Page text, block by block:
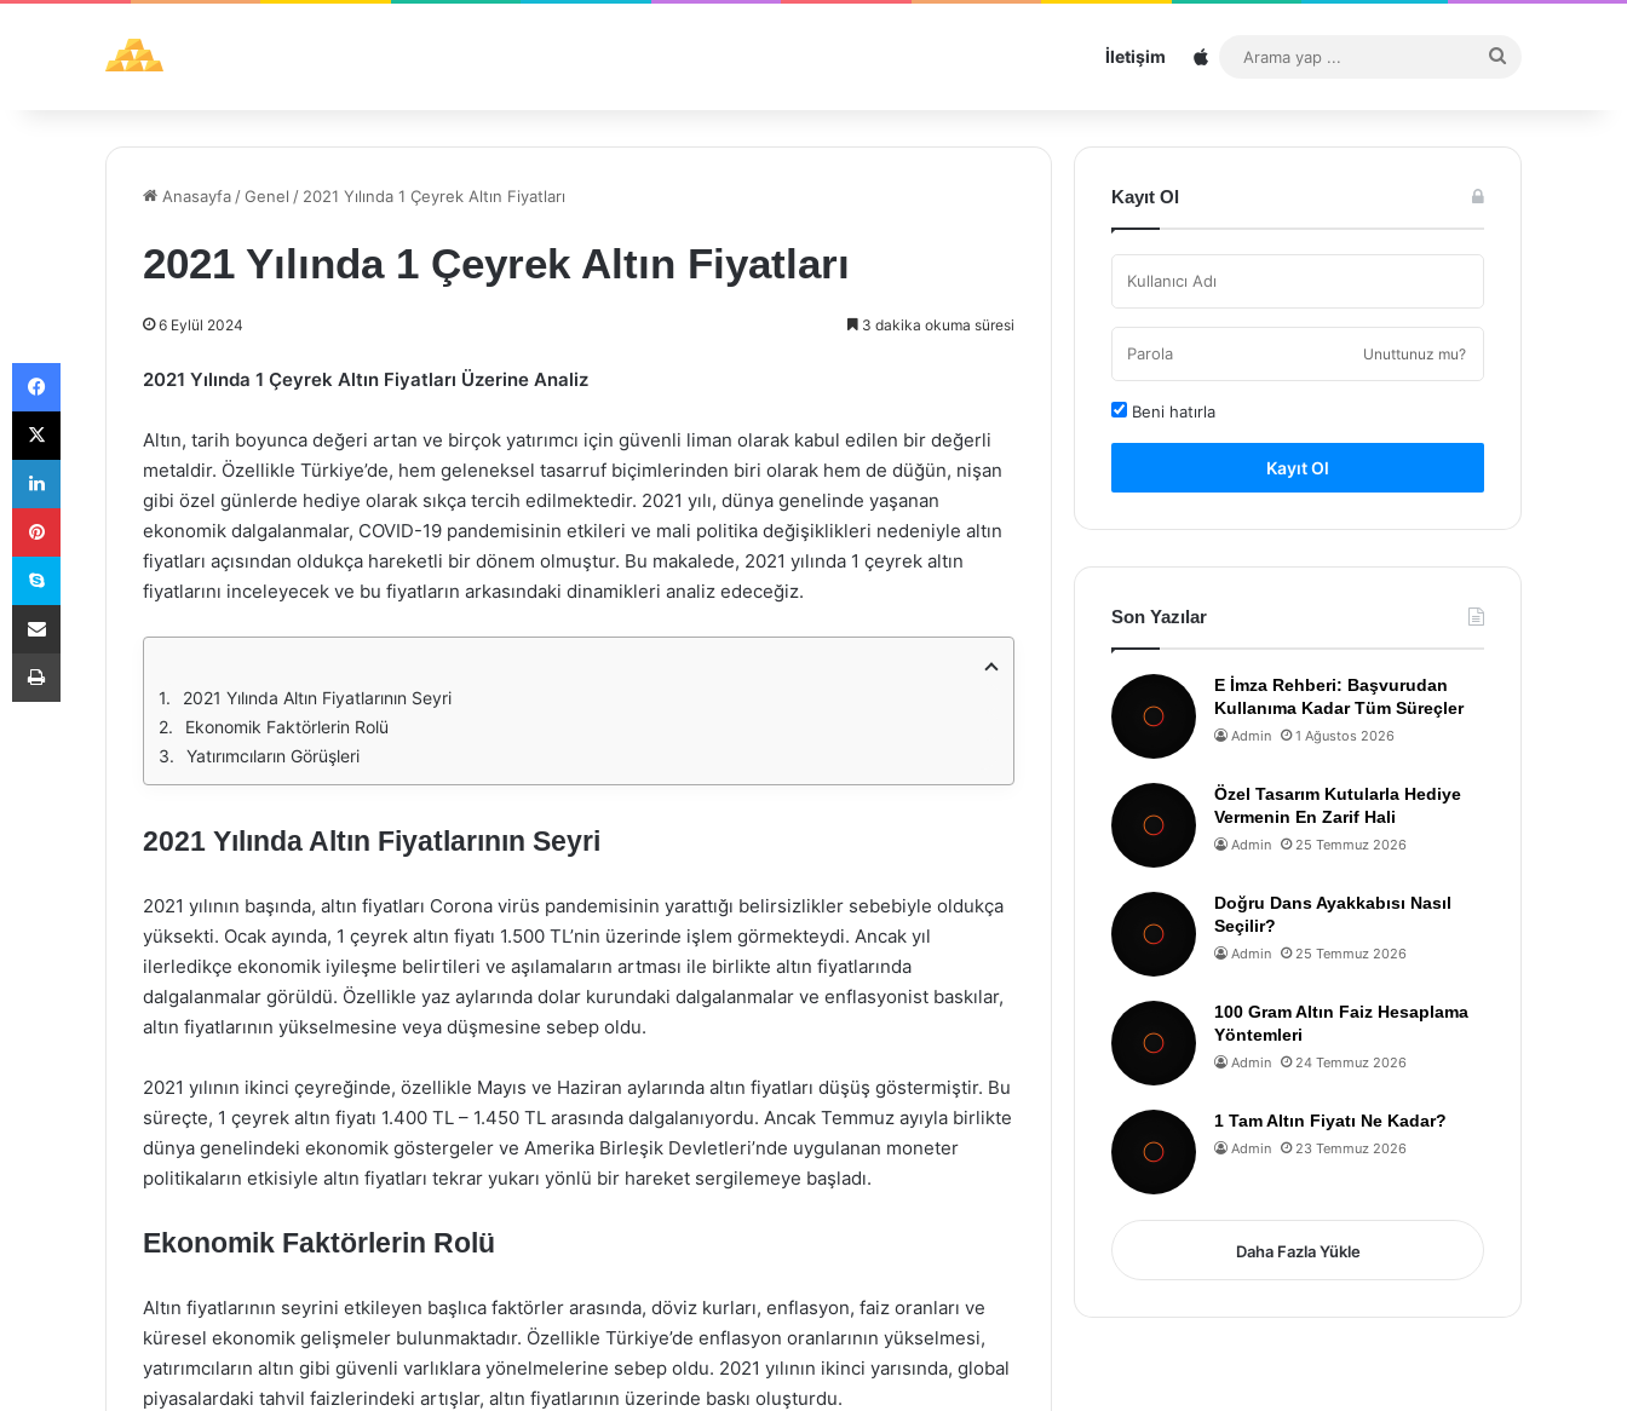
İletişim Sitemap
...
Anasayfa /Genel / 2021 Yılında 1 Çeyrek Altın Fiyatları
2021 Yılında 1 Çeyrek Altın Fiyatları
6 Eylül 2024 3 dakika okuma süresi
2021 Yılında 1 Çeyrek Altın Fiyatları Üzerine Analiz
Altın, tarih boyunca değeri artan ve birçok yatırımcı için güvenli liman olarak kabul edilen bir değerli
metaldir. Özellikle Türkiye’de, hem geleneksel tasarruf biçimlerinden biri olarak hem de düğün, nişan
gibi özel günlerde hediye olarak sıkça tercih edilmektedir. 2021 yılı, dünya genelinde yaşanan
ekonomik dalgalanmalar, COVID-19 pandemisinin etkileri ve mali politika değişiklikleri nedeniyle altın
fiyatları açısından oldukça hareketli bir dönem olmuştur. Bu makalede, 2021 yılında 1 çeyrek altın
fiyatlarını inceleyecek ve bu fiyatların arkasındaki dinamikleri analiz edeceğiz.
2021 Yılında Altın Fiyatlarının Seyri
Ekonomik Faktörlerin Rolü
Yatırımcıların Görüşleri
2021 Yılında Altın Fiyatlarının Seyri
2021 yılının başında, altın fiyatları Corona virüs pandemisinin yarattığı belirsizlikler sebebiyle oldukça
yüksekti. Ocak ayında, 1 çeyrek altın fiyatı 1.500 TL’nin üzerinde işlem görmekteydi. Ancak yıl
ilerledikçe ekonomik iyileşme belirtileri ve aşılamaların artması ile birlikte altın fiyatlarında
dalgalanmalar görüldü. Özellikle yaz aylarında dolar kurundaki dalgalanmalar ve enflasyonist baskılar,
altın fiyatlarının yükselmesine veya düşmesine sebep oldu.
2021 yılının ikinci çeyreğinde, özellikle Mayıs ve Haziran aylarında altın fiyatları düşüş göstermiştir. Bu
süreçte, 1 çeyrek altın fiyatı 1.400 TL – 1.450 TL arasında dalgalanıyordu. Ancak Temmuz ayıyla birlikte
dünya genelindeki ekonomik göstergeler ve Amerika Birleşik Devletleri’nde uygulanan moneter
politikaların etkisiyle altın fiyatları tekrar yukarı yönlü bir hareket sergilemeye başladı.
Ekonomik Faktörlerin Rolü
Altın fiyatlarının seyrini etkileyen başlıca faktörler arasında, döviz kurları, enflasyon, faiz oranları ve
küresel ekonomik gelişmeler bulunmaktadır. Özellikle Türkiye’de enflasyon oranlarının yükselmesi,
yatırımcıların altın gibi güvenli varlıklara yönelmelerine sebep oldu. 2021 yılının ikinci yarısında, global
piyasalardaki tahvil faizlerindeki artışlar, altın fiyatlarının üzerinde baskı oluşturdu.
Kayıt Ol
Unuttunuz mu?
Beni hatırla
Kayıt Ol
Son Yazılar
E İmza Rehberi: Başvurudan
Kullanıma Kadar Tüm Süreçler
Admin 1 Ağustos 2026
Özel Tasarım Kutularla Hediye
Vermenin En Zarif Hali
Admin 25 Temmuz 2026
Doğru Dans Ayakkabısı Nasıl
Seçilir?
Admin 25 Temmuz 2026
100 Gram Altın Faiz Hesaplama
Yöntemleri
Admin 24 Temmuz 2026
1 Tam Altın Fiyatı Ne Kadar?
Admin 23 Temmuz 2026
Daha Fazla Yükle
Facebook
X
LinkedIn
Pinterest
Skype
E-Posta ile paylaş